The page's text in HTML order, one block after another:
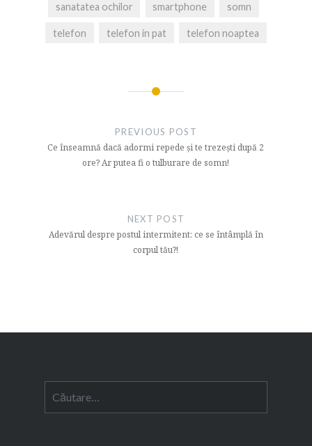
sanatatea ochilor smartphone somn
telefon telefon in pat telefon noaptea
articole
PREVIOUS POST
Ce înseamnă dacă adormi repede și te trezești după 2
ore? Ar putea fi o tulburare de somn!
NEXT POST
Adevărul despre postul intermitent: ce se întâmplă în
corpul tău?!
după: